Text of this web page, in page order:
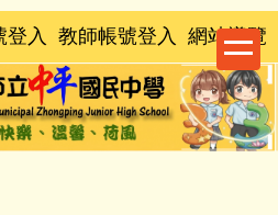
登入 教師帳號登入 網站導覽